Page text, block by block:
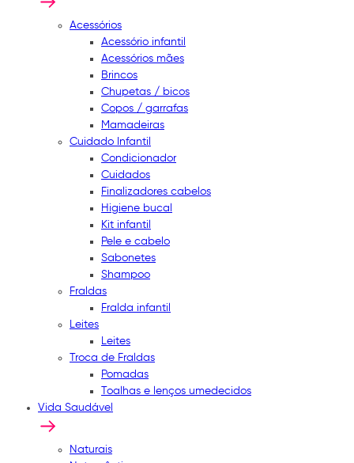
Acessórios
Acessório infantil
Acessórios mães
Brincos
Chupetas / bicos
Copos / garrafas
Mamadeiras
Cuidado Infantil
Condicionador
Cuidados
Finalizadores cabelos
Higiene bucal
Kit infantil
Pele e cabelo
Sabonetes
Shampoo
Fraldas
Fralda infantil
Leites
Leites
Troca de Fraldas
Pomadas
Toalhas e lenços umedecidos
Vida Saudável
Naturais